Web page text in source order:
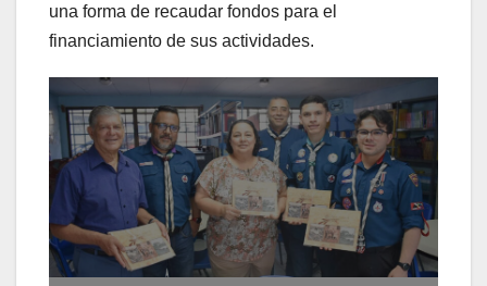
una forma de recaudar fondos para el
financiamiento de sus actividades.